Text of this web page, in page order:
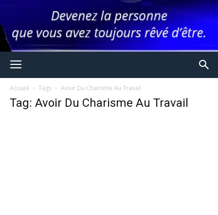
Accueil Tags Avoir Du Charisme Au Travail
Tag: Avoir Du Charisme Au Travail